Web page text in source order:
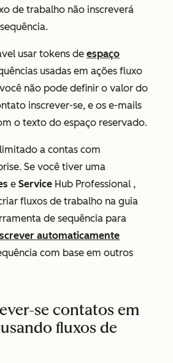
de trabalho não inscreverá
usar tokens de espaço
usadas em ações fluxo
não pode definir o valor do
inscrever-se, e os e-mails
o texto do espaço reservado.
a contas com
. Se você tiver uma
e Service Hub Professional ,
fluxos de trabalho na guia
de sequência para
automaticamente
com base em outros
se contatos em
fluxos de